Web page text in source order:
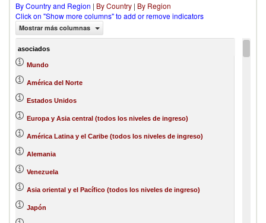
By Country and Region | By Country | By Region
Click on "Show more columns" to add or remove indicators
Mostrar más columnas
asociados
Mundo
América del Norte
Estados Unidos
Europa y Asia central (todos los niveles de ingreso)
América Latina y el Caribe (todos los niveles de ingreso)
Alemania
Venezuela
Asia oriental y el Pacífico (todos los niveles de ingreso)
Japón